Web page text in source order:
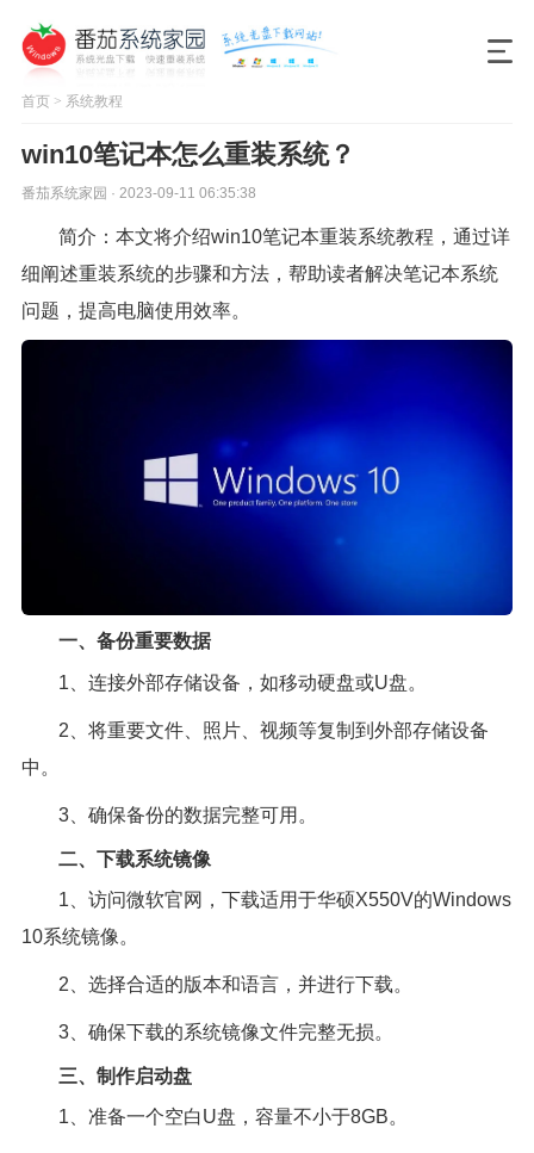
首页> 系统教程
win10笔记本怎么重装系统？
番茄系统家园 · 2023-09-11 06:35:38
简介：本文将介绍win10笔记本重装系统教程，通过详
细阐述重装系统的步骤和方法，帮助读者解决笔记本系统
问题，提高电脑使用效率。
一、备份重要数据
1、连接外部存储设备，如移动硬盘或U盘。
2、将重要文件、照片、视频等复制到外部存储设备
中。
3、确保备份的数据完整可用。
二、下载系统镜像
1、访问微软官网，下载适用于华硕X550V的Windows
10系统镜像。
2、选择合适的版本和语言，并进行下载。
3、确保下载的系统镜像文件完整无损。
三、制作启动盘
1、准备一个空白U盘，容量不小于8GB。